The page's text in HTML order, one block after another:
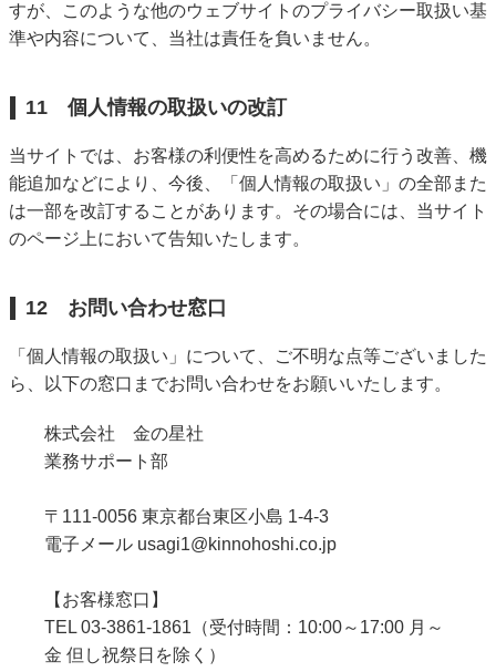
すが、このような他のウェブサイトのプライバシー取扱い基
準や内容について、当社は責任を負いません。
11 個人情報の取扱いの改訂
当サイトでは、お客様の利便性を高めるために行う改善、機
能追加などにより、今後、「個人情報の取扱い」の全部また
は一部を改訂することがあります。その場合には、当サイト
のページ上において告知いたします。
12 お問い合わせ窓口
「個人情報の取扱い」について、ご不明な点等ございました
ら、以下の窓口までお問い合わせをお願いいたします。
株式会社 金の星社
業務サポート部
〒111-0056 東京都台東区小島 1-4-3
電子メール usagi1@kinnohoshi.co.jp
【お客様窓口】
TEL 03-3861-1861（受付時間：10:00～17:00 月～
金 但し祝祭日を除く）